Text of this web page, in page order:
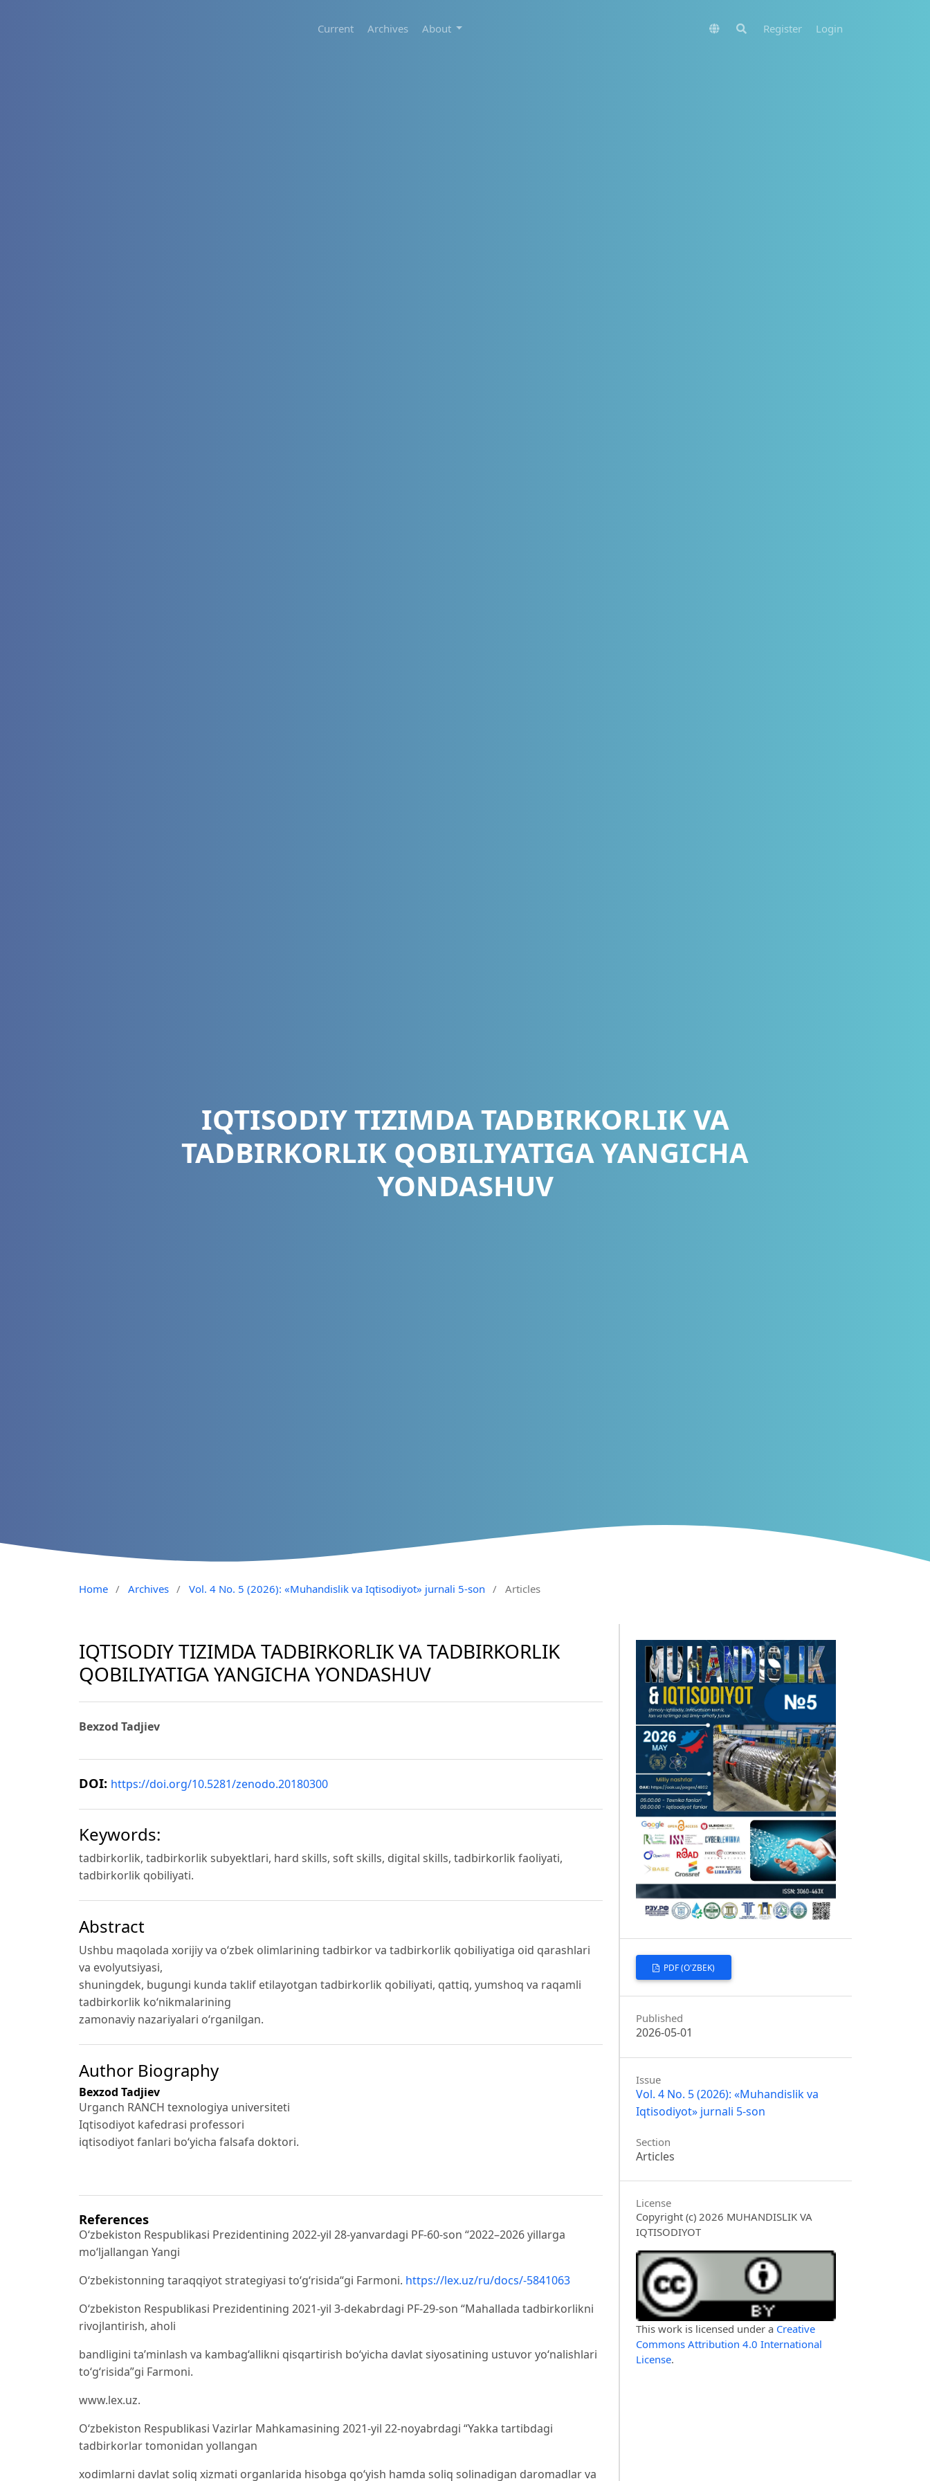
Current Archives About Register Login
IQTISODIY TIZIMDA TADBIRKORLIK VA
TADBIRKORLIK QOBILIYATIGA YANGICHA
YONDASHUV
Home / Archives / Vol. 4 No. 5 (2026): «Muhandislik va Iqtisodiyot» jurnali 5-son / Articles
IQTISODIY TIZIMDA TADBIRKORLIK VA TADBIRKORLIK
QOBILIYATIGA YANGICHA YONDASHUV
Bexzod Tadjiev
DOI: https://doi.org/10.5281/zenodo.20180300
Keywords:
tadbirkorlik, tadbirkorlik subyektlari, hard skills, soft skills, digital skills, tadbirkorlik faoliyati,
tadbirkorlik qobiliyati.
Abstract
Ushbu maqolada xorijiy va o‘zbek olimlarining tadbirkor va tadbirkorlik qobiliyatiga oid qarashlari
va evolyutsiyasi,
shuningdek, bugungi kunda taklif etilayotgan tadbirkorlik qobiliyati, qattiq, yumshoq va raqamli
tadbirkorlik ko‘nikmalarining
zamonaviy nazariyalari o‘rganilgan.
Author Biography
Bexzod Tadjiev
Urganch RANCH texnologiya universiteti
Iqtisodiyot kafedrasi professori
iqtisodiyot fanlari bo‘yicha falsafa doktori.
References
O‘zbekiston Respublikasi Prezidentining 2022-yil 28-yanvardagi PF-60-son “2022–2026 yillarga
mo‘ljallangan Yangi
O‘zbekistonning taraqqiyot strategiyasi to‘g‘risida“gi Farmoni. https://lex.uz/ru/docs/-5841063
O‘zbekiston Respublikasi Prezidentining 2021-yil 3-dekabrdagi PF-29-son “Mahallada tadbirkorlikni
rivojlantirish, aholi
bandligini ta’minlash va kambag‘allikni qisqartirish bo‘yicha davlat siyosatining ustuvor yo‘nalishlari
to‘g‘risida”gi Farmoni.
www.lex.uz.
O‘zbekiston Respublikasi Vazirlar Mahkamasining 2021-yil 22-noyabrdagi “Yakka tartibdagi
tadbirkorlar tomonidan yollangan
xodimlarni davlat soliq xizmati organlarida hisobga qo‘yish hamda soliq solinadigan daromadlar va
PDF (O'ZBEK)
Published
2026-05-01
Issue
Vol. 4 No. 5 (2026): «Muhandislik va
Iqtisodiyot» jurnali 5-son
Section
Articles
License
Copyright (c) 2026 MUHANDISLIK VA
IQTISODIYOT
This work is licensed under a Creative
Commons Attribution 4.0 International
License.